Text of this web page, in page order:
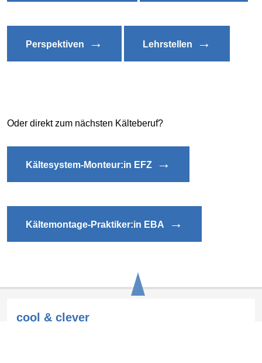
Perspektiven → Lehrstellen →
Oder direkt zum nächsten Kälteberuf?
Kältesystem-Monteur:in EFZ →
Kältemontage-Praktiker:in EBA →
cool & clever